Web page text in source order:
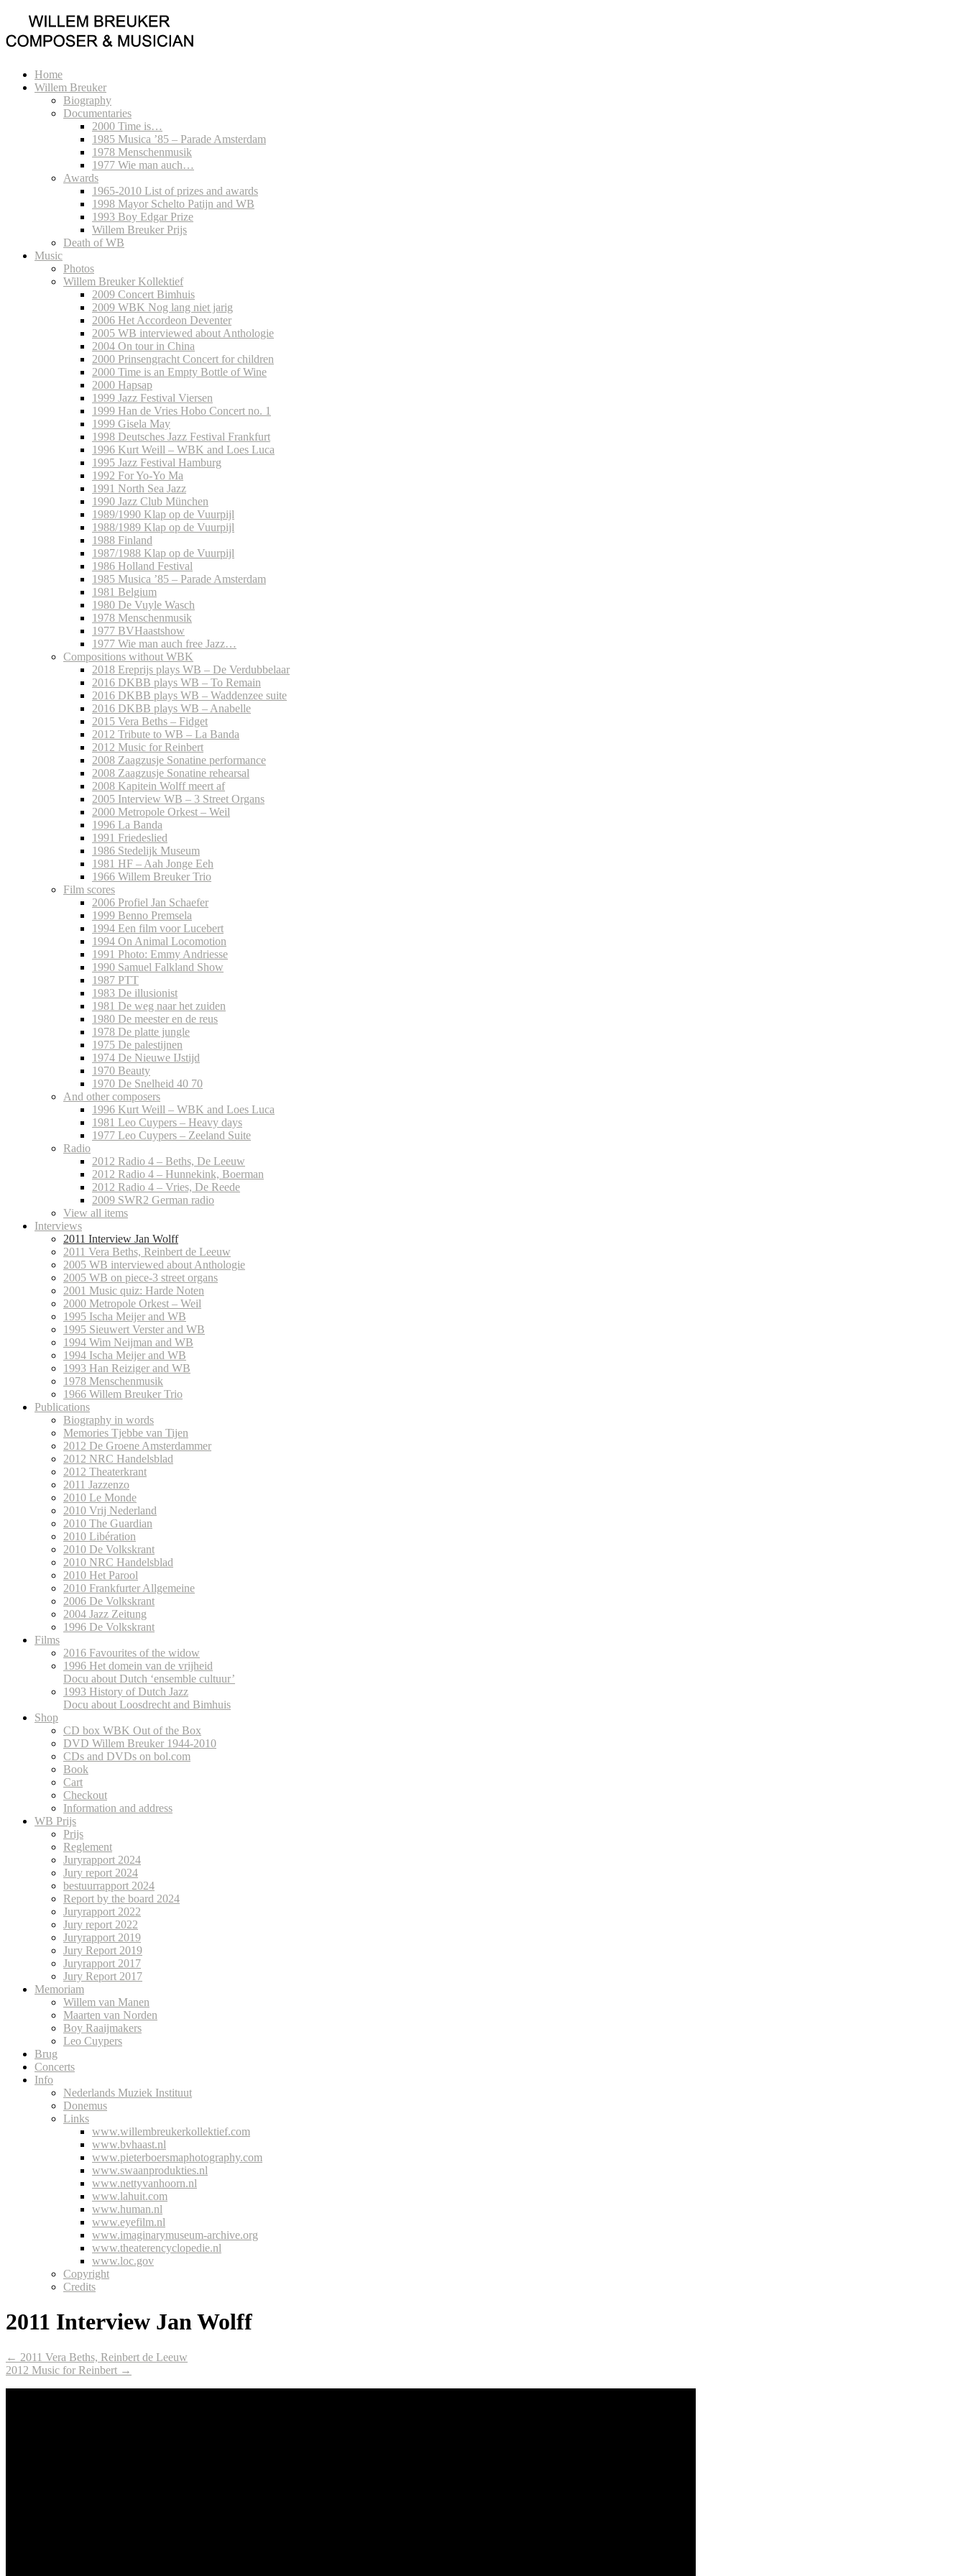
Home
Willem Breuker
Biography
Documentaries
2000 Time is…
1985 Musica ’85 – Parade Amsterdam
1978 Menschenmusik
1977 Wie man auch…
Awards
1965-2010 List of prizes and awards
1998 Mayor Schelto Patijn and WB
1993 Boy Edgar Prize
Willem Breuker Prijs
Death of WB
Music
Photos
Willem Breuker Kollektief
2009 Concert Bimhuis
2009 WBK Nog lang niet jarig
2006 Het Accordeon Deventer
2005 WB interviewed about Anthologie
2004 On tour in China
2000 Prinsengracht Concert for children
2000 Time is an Empty Bottle of Wine
2000 Hapsap
1999 Jazz Festival Viersen
1999 Han de Vries Hobo Concert no. 1
1999 Gisela May
1998 Deutsches Jazz Festival Frankfurt
1996 Kurt Weill – WBK and Loes Luca
1995 Jazz Festival Hamburg
1992 For Yo-Yo Ma
1991 North Sea Jazz
1990 Jazz Club München
1989/1990 Klap op de Vuurpijl
1988/1989 Klap op de Vuurpijl
1988 Finland
1987/1988 Klap op de Vuurpijl
1986 Holland Festival
1985 Musica ’85 – Parade Amsterdam
1981 Belgium
1980 De Vuyle Wasch
1978 Menschenmusik
1977 BVHaastshow
1977 Wie man auch free Jazz…
Compositions without WBK
2018 Ereprijs plays WB – De Verdubbelaar
2016 DKBB plays WB – To Remain
2016 DKBB plays WB – Waddenzee suite
2016 DKBB plays WB – Anabelle
2015 Vera Beths – Fidget
2012 Tribute to WB – La Banda
2012 Music for Reinbert
2008 Zaagzusje Sonatine performance
2008 Zaagzusje Sonatine rehearsal
2008 Kapitein Wolff meert af
2005 Interview WB – 3 Street Organs
2000 Metropole Orkest – Weil
1996 La Banda
1991 Friedeslied
1986 Stedelijk Museum
1981 HF – Aah Jonge Eeh
1966 Willem Breuker Trio
Film scores
2006 Profiel Jan Schaefer
1999 Benno Premsela
1994 Een film voor Lucebert
1994 On Animal Locomotion
1991 Photo: Emmy Andriesse
1990 Samuel Falkland Show
1987 PTT
1983 De illusionist
1981 De weg naar het zuiden
1980 De meester en de reus
1978 De platte jungle
1975 De palestijnen
1974 De Nieuwe IJstijd
1970 Beauty
1970 De Snelheid 40 70
And other composers
1996 Kurt Weill – WBK and Loes Luca
1981 Leo Cuypers – Heavy days
1977 Leo Cuypers – Zeeland Suite
Radio
2012 Radio 4 – Beths, De Leeuw
2012 Radio 4 – Hunnekink, Boerman
2012 Radio 4 – Vries, De Reede
2009 SWR2 German radio
View all items
Interviews
2011 Interview Jan Wolff
2011 Vera Beths, Reinbert de Leeuw
2005 WB interviewed about Anthologie
2005 WB on piece-3 street organs
2001 Music quiz: Harde Noten
2000 Metropole Orkest – Weil
1995 Ischa Meijer and WB
1995 Sieuwert Verster and WB
1994 Wim Neijman and WB
1994 Ischa Meijer and WB
1993 Han Reiziger and WB
1978 Menschenmusik
1966 Willem Breuker Trio
Publications
Biography in words
Memories Tjebbe van Tijen
2012 De Groene Amsterdammer
2012 NRC Handelsblad
2012 Theaterkrant
2011 Jazzenzo
2010 Le Monde
2010 Vrij Nederland
2010 The Guardian
2010 Libération
2010 De Volkskrant
2010 NRC Handelsblad
2010 Het Parool
2010 Frankfurter Allgemeine
2006 De Volkskrant
2004 Jazz Zeitung
1996 De Volkskrant
Films
2016 Favourites of the widow
1996 Het domein van de vrijheid
Docu about Dutch ‘ensemble cultuur’
1993 History of Dutch Jazz
Docu about Loosdrecht and Bimhuis
Shop
CD box WBK Out of the Box
DVD Willem Breuker 1944-2010
CDs and DVDs on bol.com
Book
Cart
Checkout
Information and address
WB Prijs
Prijs
Reglement
Juryrapport 2024
Jury report 2024
bestuurrapport 2024
Report by the board 2024
Juryrapport 2022
Jury report 2022
Juryrapport 2019
Jury Report 2019
Juryrapport 2017
Jury Report 2017
Memoriam
Willem van Manen
Maarten van Norden
Boy Raaijmakers
Leo Cuypers
Brug
Concerts
Info
Nederlands Muziek Instituut
Donemus
Links
www.willembreukerkollektief.com
www.bvhaast.nl
www.pieterboersmaphotography.com
www.swaanprodukties.nl
www.nettyvanhoorn.nl
www.lahuit.com
www.human.nl
www.eyefilm.nl
www.imaginarymuseum-archive.org
www.theaterencyclopedie.nl
www.loc.gov
Copyright
Credits
2011 Interview Jan Wolff
← 2011 Vera Beths, Reinbert de Leeuw
2012 Music for Reinbert →